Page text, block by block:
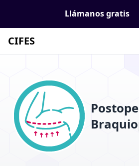
Llámanos gratis
CIFES